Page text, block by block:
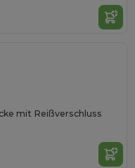
mit Reißverschluss